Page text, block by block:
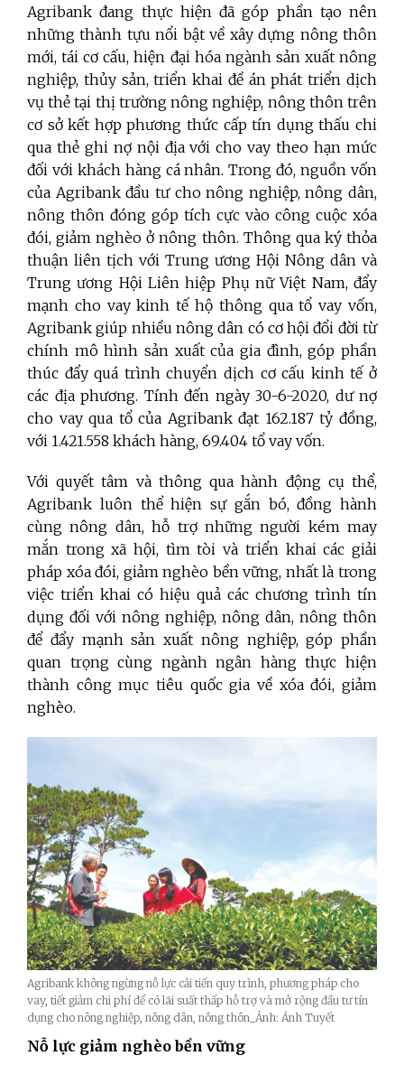
Agribank đang thực hiện đã góp phần tạo nên
những thành tựu nổi bật về xây dựng nông thôn
mới, tái cơ cấu, hiện đại hóa ngành sản xuất nông
nghiệp, thủy sản, triển khai đề án phát triển dịch
vụ thẻ tại thị trường nông nghiệp, nông thôn trên
cơ sở kết hợp phương thức cấp tín dụng thấu chi
qua thẻ ghi nợ nội địa với cho vay theo hạn mức
đối với khách hàng cá nhân. Trong đó, nguồn vốn
của Agribank đầu tư cho nông nghiệp, nông dân,
nông thôn đóng góp tích cực vào công cuộc xóa
đói, giảm nghèo ở nông thôn. Thông qua ký thỏa
thuận liên tịch với Trung ương Hội Nông dân và
Trung ương Hội Liên hiệp Phụ nữ Việt Nam, đẩy
mạnh cho vay kinh tế hộ thông qua tổ vay vốn,
Agribank giúp nhiều nông dân có cơ hội đổi đời từ
chính mô hình sản xuất của gia đình, góp phần
thúc đẩy quá trình chuyển dịch cơ cấu kinh tế ở
các địa phương. Tính đến ngày 30-6-2020, dư nợ
cho vay qua tổ của Agribank đạt 162.187 tỷ đồng,
với 1.421.558 khách hàng, 69.404 tổ vay vốn.
Với quyết tâm và thông qua hành động cụ thể,
Agribank luôn thể hiện sự gắn bó, đồng hành
cùng nông dân, hỗ trợ những người kém may
mắn trong xã hội, tìm tòi và triển khai các giải
pháp xóa đói, giảm nghèo bền vững, nhất là trong
việc triển khai có hiệu quả các chương trình tín
dụng đối với nông nghiệp, nông dân, nông thôn
để đẩy mạnh sản xuất nông nghiệp, góp phần
quan trọng cùng ngành ngân hàng thực hiện
thành công mục tiêu quốc gia về xóa đói, giảm
nghèo.
Agribank không ngừng nỗ lực cải tiến quy trình, phương pháp cho
vay, tiết giảm chi phí để có lãi suất thấp hỗ trợ và mở rộng đầu tư tín
dụng cho nông nghiệp, nông dân, nông thôn_Ảnh: Ánh Tuyết
Nỗ lực giảm nghèo bền vững